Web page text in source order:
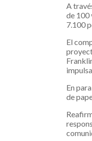
A
de 100
7.100
El
En
de